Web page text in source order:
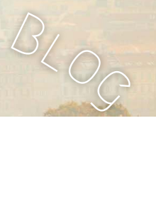
Bl
o
g